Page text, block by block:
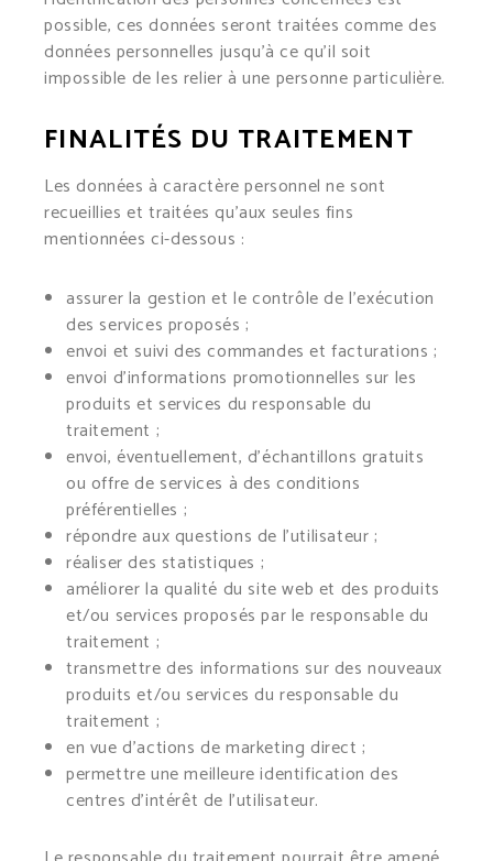
possible, ces données seront traitées comme des
données personnelles jusqu’à ce qu’il soit
impossible de les relier à une personne particulière.
FINALITÉS DU TRAITEMENT
Les données à caractère personnel ne sont
recueillies et traitées qu’aux seules fins
mentionnées ci-dessous :
assurer la gestion et le contrôle de l’exécution
des services proposés ;
envoi et suivi des commandes et facturations ;
envoi d’informations promotionnelles sur les
produits et services du responsable du
traitement ;
envoi, éventuellement, d’échantillons gratuits
ou offre de services à des conditions
préférentielles ;
répondre aux questions de l’utilisateur ;
réaliser des statistiques ;
améliorer la qualité du site web et des produits
et/ou services proposés par le responsable du
traitement ;
transmettre des informations sur des nouveaux
produits et/ou services du responsable du
traitement ;
en vue d’actions de marketing direct ;
permettre une meilleure identification des
centres d’intérêt de l’utilisateur.